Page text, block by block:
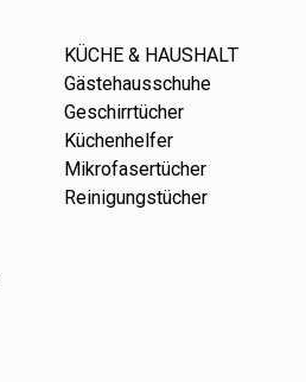
KÜCHE & HAUSHALT
Gästehausschuhe
Geschirrtücher
Küchenhelfer
Mikrofasertücher
Reinigungstücher